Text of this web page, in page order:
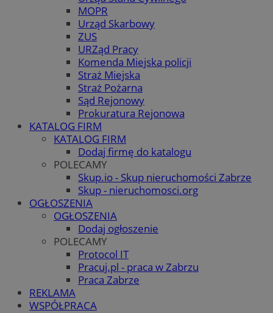
MOPR
Urząd Skarbowy
ZUS
URZąd Pracy
Komenda Miejska policji
Straż Miejska
Straż Pożarna
Sąd Rejonowy
Prokuratura Rejonowa
KATALOG FIRM
KATALOG FIRM
Dodaj firmę do katalogu
POLECAMY
Skup.io - Skup nieruchomości Zabrze
Skup - nieruchomosci.org
OGŁOSZENIA
OGŁOSZENIA
Dodaj ogłoszenie
POLECAMY
Protocol IT
Pracuj.pl - praca w Zabrzu
Praca Zabrze
REKLAMA
WSPÓŁPRACA